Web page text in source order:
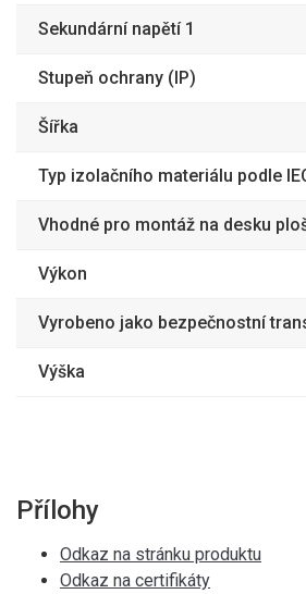
Sekundární napětí 1
Stupeň ochrany (IP)
Šířka
Typ izolačního materiálu podle
Vhodné pro montáž na desku
Výkon
Vyrobeno jako bezpečnostní
Výška
Přílohy
Odkaz na stránku produktu
Odkaz na certifikáty